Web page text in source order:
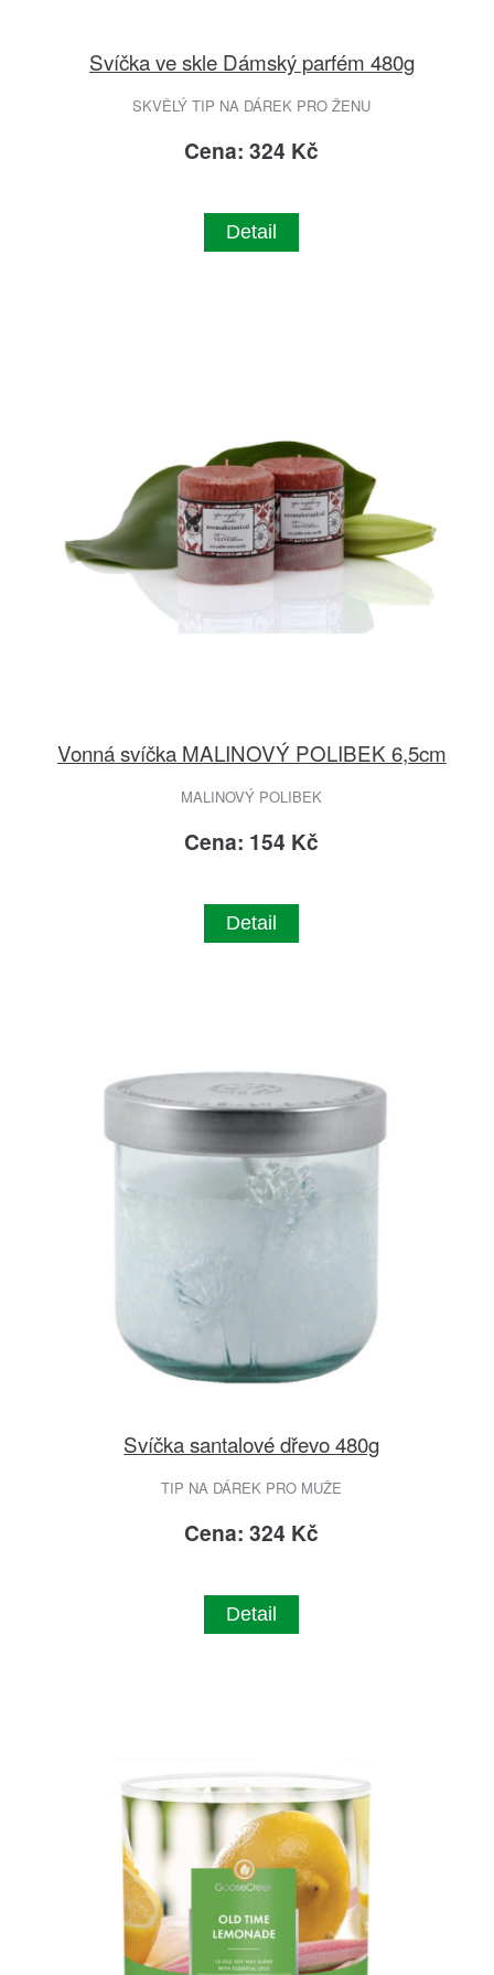
Svíčka ve skle Dámský parfém 480g
SKVĚLÝ TIP NA DÁREK PRO ŽENU
Cena: 324 Kč
Detail
Vonná svíčka MALINOVÝ POLIBEK 6,5cm
MALINOVÝ POLIBEK
Cena: 154 Kč
Detail
Svíčka santalové dřevo 480g
TIP NA DÁREK PRO MUŽE
Cena: 324 Kč
Detail